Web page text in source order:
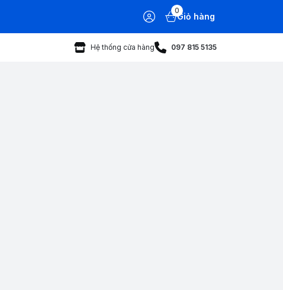
0
Giỏ hàng
Hệ thống cửa hàng 097 815 5135